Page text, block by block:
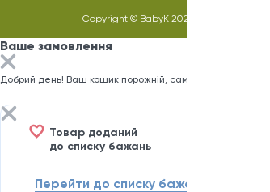
Copyright © BabyK 2026
Ваше замовлення
Добрий день! Ваш кошик порожній, саме час заповнити
Товар доданий
до списку бажань
Перейти до списку бажань